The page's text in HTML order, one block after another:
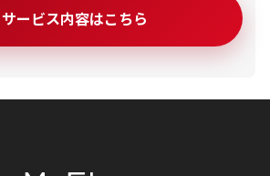
サービス内容はこちら